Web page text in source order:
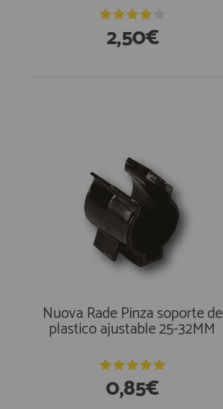
2,50€
Nuova Rade Pinza soporte de
plastico ajustable 25-32MM
0,85€